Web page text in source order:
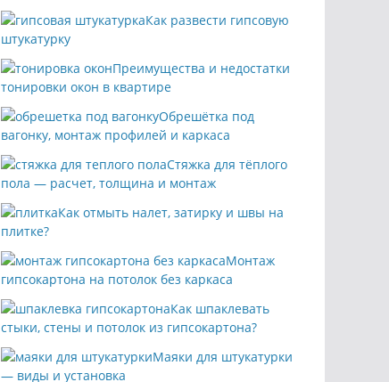
Как развести гипсовую
штукатурку
Преимущества и недостатки
тонировки окон в квартире
Обрешётка под
вагонку, монтаж профилей и каркаса
Стяжка для тёплого
пола — расчет, толщина и монтаж
Как отмыть налет, затирку и швы на
плитке?
Монтаж
гипсокартона на потолок без каркаса
Как шпаклевать
стыки, стены и потолок из гипсокартона?
Маяки для штукатурки
— виды и установка